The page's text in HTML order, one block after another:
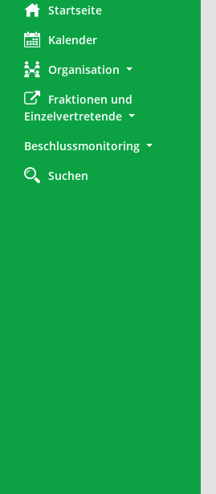
Startseite
Kalender
Organisation
Fraktionen und
Einzelvertretende
Beschlussmonitoring
Suchen